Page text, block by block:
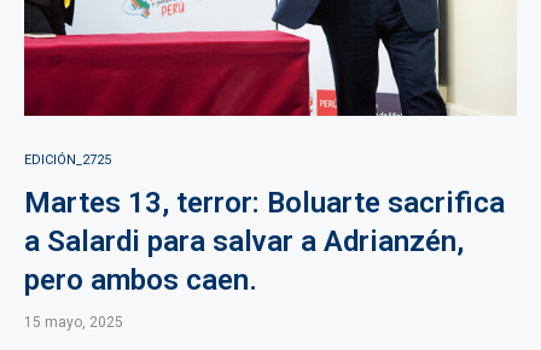
EDICIÓN_2725
Martes 13, terror: Boluarte sacrifica
a Salardi para salvar a Adrianzén,
pero ambos caen.
15 mayo, 2025